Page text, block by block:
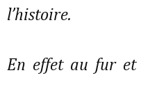
l’histoire.
En effet au fur et